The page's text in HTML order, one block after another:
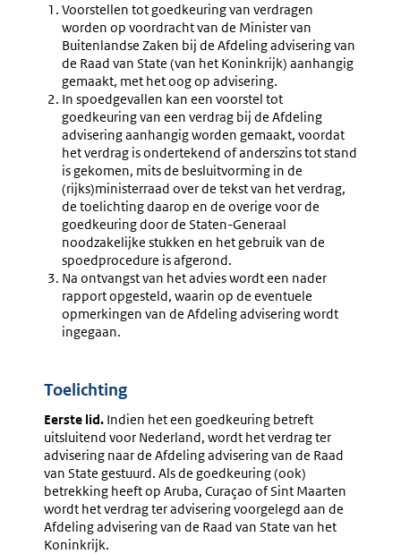
Voorstellen tot goedkeuring van verdragen
worden op voordracht van de Minister van
Buitenlandse Zaken bij de Afdeling advisering van
de Raad van State (van het Koninkrijk) aanhangig
gemaakt, met het oog op advisering.
In spoedgevallen kan een voorstel tot
goedkeuring van een verdrag bij de Afdeling
advisering aanhangig worden gemaakt, voordat
het verdrag is ondertekend of anderszins tot stand
is gekomen, mits de besluitvorming in de
(rijks)ministerraad over de tekst van het verdrag,
de toelichting daarop en de overige voor de
goedkeuring door de Staten-Generaal
noodzakelijke stukken en het gebruik van de
spoedprocedure is afgerond.
Na ontvangst van het advies wordt een nader
rapport opgesteld, waarin op de eventuele
opmerkingen van de Afdeling advisering wordt
ingegaan.
Toelichting
Eerste lid. Indien het een goedkeuring betreft
uitsluitend voor Nederland, wordt het verdrag ter
advisering naar de Afdeling advisering van de Raad
van State gestuurd. Als de goedkeuring (ook)
betrekking heeft op Aruba, Curaçao of Sint Maarten
wordt het verdrag ter advisering voorgelegd aan de
Afdeling advisering van de Raad van State van het
Koninkrijk.